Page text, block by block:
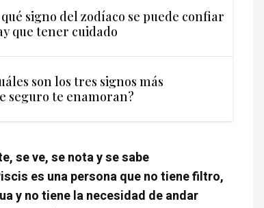
signo del zodíaco se puede confiar
que tener cuidado
son los tres signos más
seguro te enamoran?
se ve, se nota y se sabe
es una persona que no tiene filtro,
y no tiene la necesidad de andar